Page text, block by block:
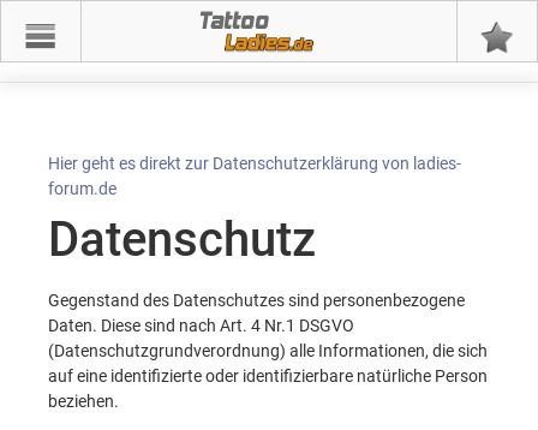
Tattoo
Hier geht es direkt zur Datenschutzerklärung von ladies-
forum.de
Datenschutz
Gegenstand des Datenschutzes sind personenbezogene
Daten. Diese sind nach Art. 4 Nr.1 DSGVO
(Datenschutzgrundverordnung) alle Informationen, die sich
auf eine identifizierte oder identifizierbare natürliche Person
beziehen.